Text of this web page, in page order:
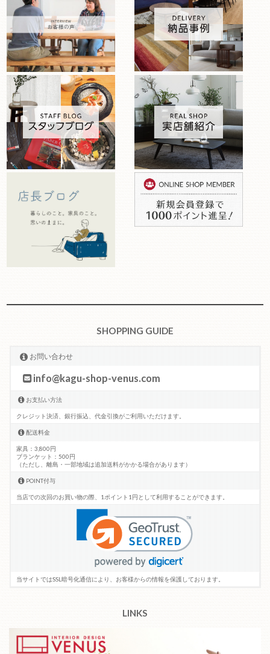
SHOPPING GUIDE
お問い合わせ
info@kagu-shop-venus.com
お支払い方法
クレジット決済、銀行振込、代金引換がご利用いただけます。
配送料金
家具：3,800円
ブランケット：500円
（ただし、離島・一部地域は追加送料がかかる場合があります）
POINT付与
当店での次回のお買い物の際、1ポイント1円として利用することができます。
当サイトではSSL暗号化通信により、お客様からの情報を保護しております。
LINKS